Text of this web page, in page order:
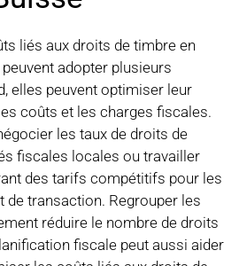
liés aux droits de timbre en
adopter plusieurs
elles peuvent optimiser leur
coûts et les charges fiscales.
les taux de droits de
fiscales locales ou travailler
des tarifs compétitifs pour les
de transaction. Regrouper les
réduire le nombre de droits
fiscale peut aussi aider